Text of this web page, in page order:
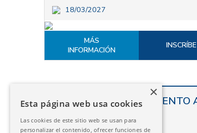
18/03/2027
MÁS
INFORMACIÓN
ZARAGOZA – AISLAMIENTO
Esta página web usa cookies
Las cookies de este sitio web se usan para
personalizar el contenido, ofrecer funciones de
×